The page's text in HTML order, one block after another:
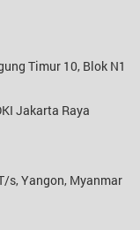
Timur 10, Blok N1
Jakarta Raya
s, Yangon, Myanmar